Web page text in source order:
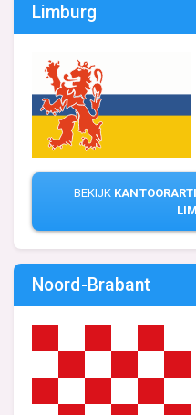
Limburg
BEKIJK
Noord-Brabant